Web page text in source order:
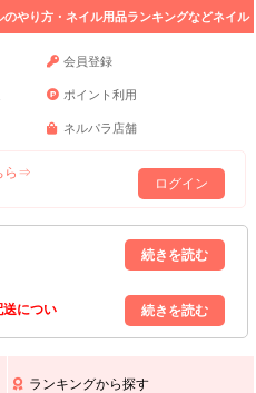
やり方・ネイル用品ランキングなどネイル
会員登録
ポイント利用
ネルパラ店舗
ら⇒
ログイン
い合わせ業務｣はお休みいたしま
8/17(月)以降の対応となりますので
送につい
延が生じております｡
ランキングから探す